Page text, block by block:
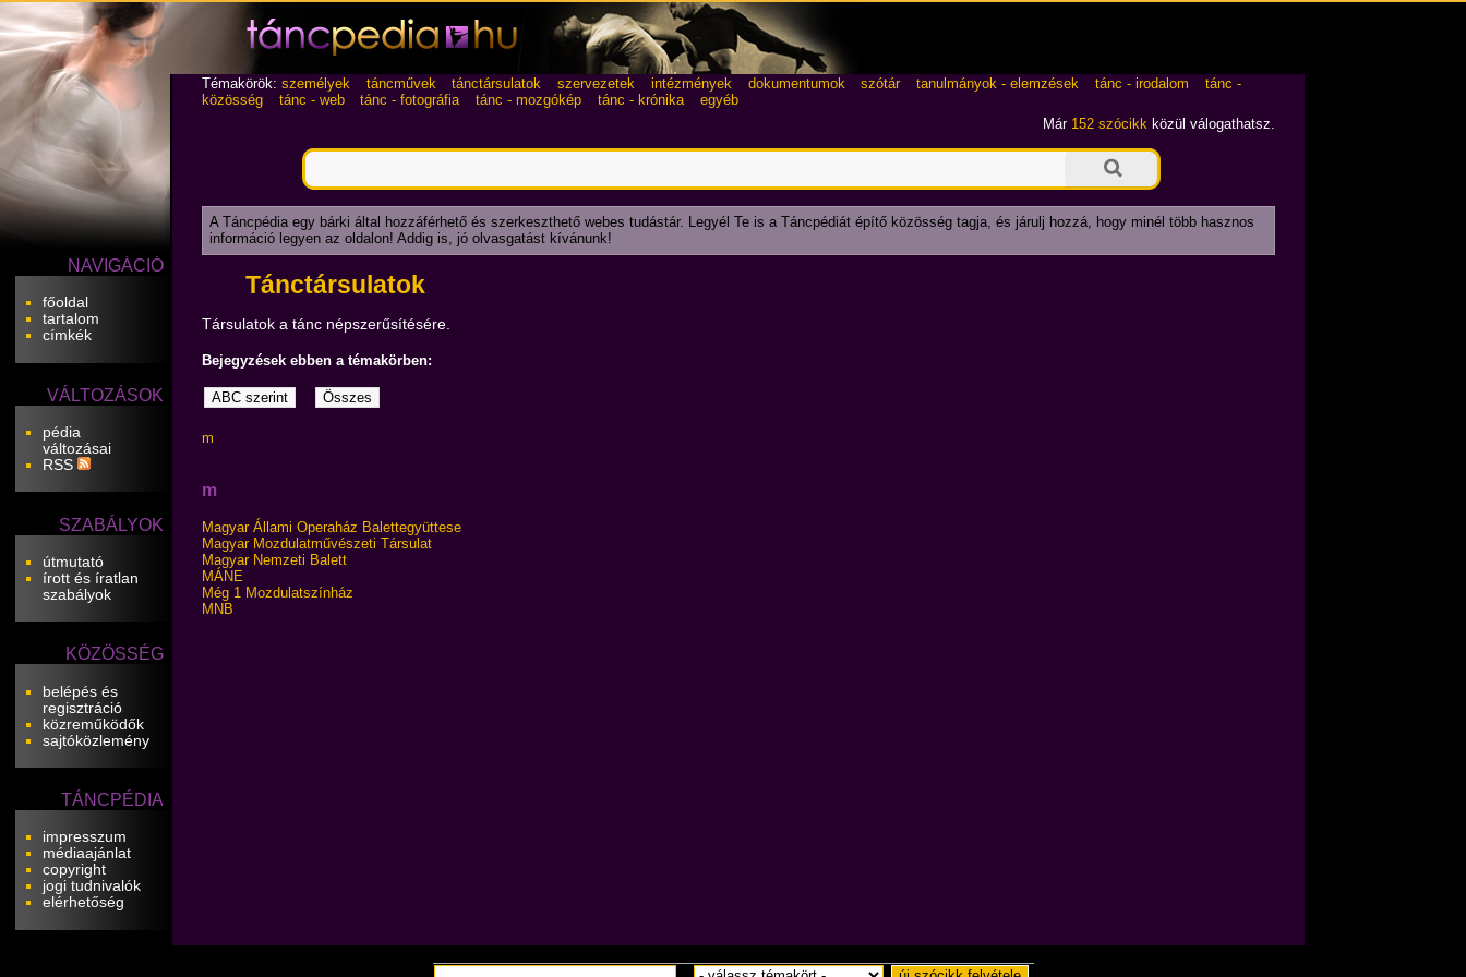
NAVIGÁCIÓ
főoldal
tartalom
címkék
VÁLTOZÁSOK
pédia
változásai
RSS
SZABÁLYOK
útmutató
írott és íratlan
szabályok
KÖZÖSSÉG
belépés és
regisztráció
közreműködők
sajtóközlemény
TÁNCPÉDIA
impresszum
médiaajánlat
copyright
jogi tudnivalók
elérhetőség
Témakörök: személyek táncművek tánctársulatok szervezetek intézmények dokumentumok szótár tanulmányok - elemzések tánc - irodalom
tánc -
közösség
tánc - web tánc - fotográfia tánc - mozgókép tánc - krónika
egyéb
Már 152 szócikk közül válogathatsz.
A Táncpédia egy bárki által hozzáférhető és szerkeszthető webes tudástár. Legyél Te is a Táncpédiát építő közösség tagja, és járulj hozzá, hogy minél több hasznos
információ legyen az oldalon! Addig is, jó olvasgatást kívánunk!
Tánctársulatok
Társulatok a tánc népszerűsítésére.
Bejegyzések ebben a témakörben:
m
m
Magyar Állami Operaház Balettegyüttese
Magyar Mozdulatművészeti Társulat
Magyar Nemzeti Balett
MÁNE
Még 1 Mozdulatszínház
MNB